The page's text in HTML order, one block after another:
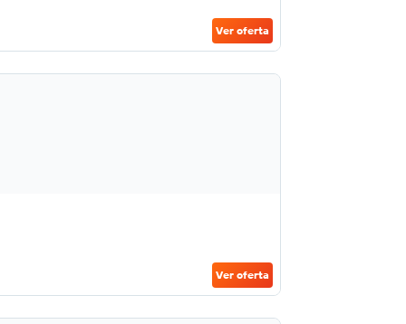
Ver oferta
Ver oferta